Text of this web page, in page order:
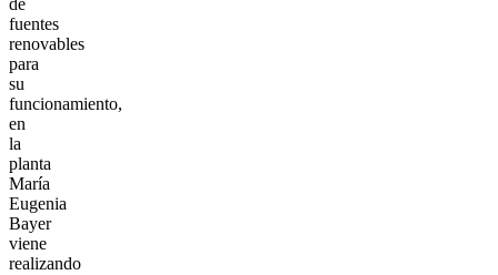
de
fuentes
renovables
para
su
funcionamiento,
en
la
planta
María
Eugenia
Bayer
viene
realizando